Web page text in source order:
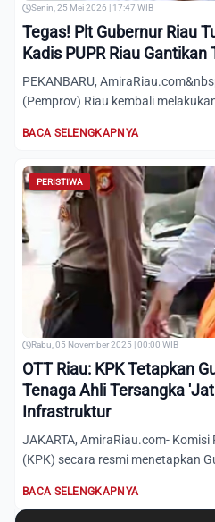
Senin, 25 Mei 2026 | 17:47 WIB
Tegas! Plt Gubernur Riau
Kadis PUPR Riau
PEKANBARU,
(Pemprov) Riau kembali
BACA SELENGKAPNYA
PERISTIWA
Rabu, 05 November 2025 | 00:00 WIB
OTT Riau: KPK Tetapkan
Tenaga Ahli Tersangka
Infrastruktur
JAKARTA, AmiraRiau.com-
(KPK) secara resmi menetapkan
BACA SELENGKAPNYA